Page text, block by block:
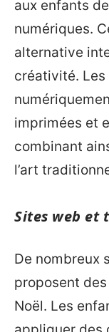
aux enfants
numériques.
alternative
créativité.
imprimées et
combinant
l’art
Sites web et
De nombreux
proposent
Noël. Les